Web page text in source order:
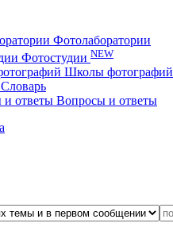
Фотолаборатории
Фотостудии NEW
Школы фотографий
Словарь
Вопросы и ответы